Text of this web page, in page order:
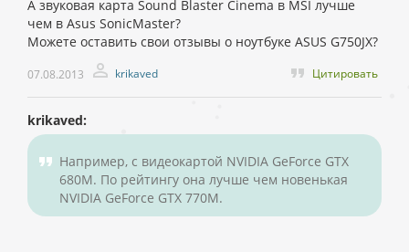
А звуковая карта Sound Blaster Cinema в MSI лучше
чем в Asus SonicMaster?
Можете оставить свои отзывы о ноутбуке ASUS G750JX?
07.08.2013 krikaved Цитировать
krikaved:
Например, с видеокартой NVIDIA GeForce GTX
680M. По рейтингу она лучше чем новенькая
NVIDIA GeForce GTX 770M.